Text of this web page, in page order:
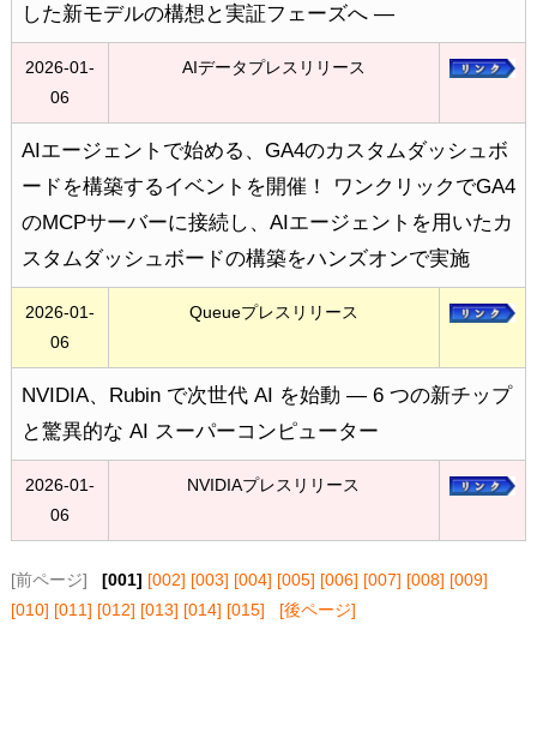
した新モデルの構想と実証フェーズへ ―
2026-01-
06
AIデータプレスリリース
AIエージェントで始める、GA4のカスタムダッシュボ
ードを構築するイベントを開催！ ワンクリックでGA4
のMCPサーバーに接続し、AIエージェントを用いたカ
スタムダッシュボードの構築をハンズオンで実施
2026-01-
06
Queueプレスリリース
NVIDIA、Rubin で次世代 AI を始動 — 6 つの新チップ
と驚異的な AI スーパーコンピューター
2026-01-
06
NVIDIAプレスリリース
[前ページ] [001] [002] [003] [004] [005] [006] [007] [008] [009]
[010] [011] [012] [013] [014] [015] [後ページ]